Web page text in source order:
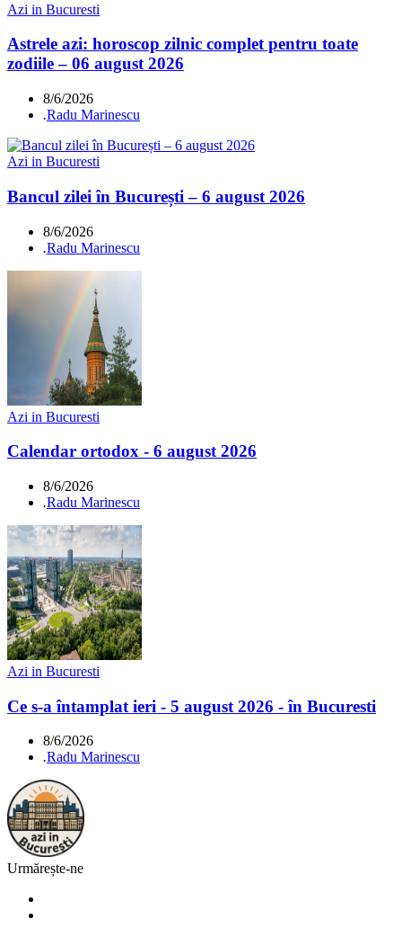
Azi in Bucuresti
Astrele azi: horoscop zilnic complet pentru toate
zodiile – 06 august 2026
8/6/2026
.Radu Marinescu
Azi in Bucuresti
Bancul zilei în București – 6 august 2026
8/6/2026
.Radu Marinescu
Azi in Bucuresti
Calendar ortodox - 6 august 2026
8/6/2026
.Radu Marinescu
Azi in Bucuresti
Ce s-a întamplat ieri - 5 august 2026 - în Bucuresti
8/6/2026
.Radu Marinescu
Urmărește-ne